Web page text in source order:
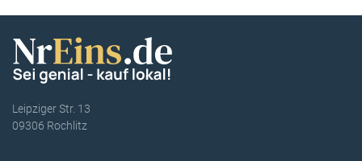
Leipziger Str. 13
09306 Rochlitz